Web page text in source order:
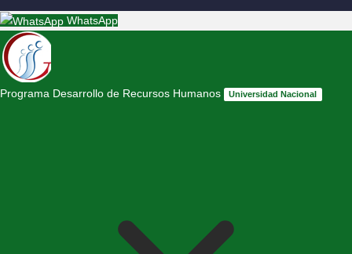
WhatsApp
Programa Desarrollo de Recursos Humanos Universidad Nacional